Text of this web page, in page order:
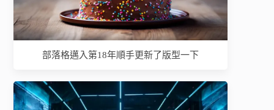
部落格邁入第18年順手更新了版型一下